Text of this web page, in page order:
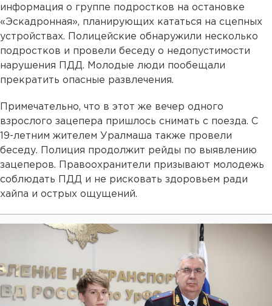
информация о группе подростков на остановке
«Эскадронная», планирующих кататься на сцепных
устройствах. Полицейские обнаружили несколько
подростков и провели беседу о недопустимости
нарушения ПДД. Молодые люди пообещали
прекратить опасные развлечения.
Примечательно, что в этот же вечер одного
взрослого зацепера пришлось снимать с поезда. С
19-летним жителем Уралмаша также провели
беседу. Полиция продолжит рейды по выявлению
зацеперов. Правоохранители призывают молодежь
соблюдать ПДД и не рисковать здоровьем ради
хайпа и острых ощущений.